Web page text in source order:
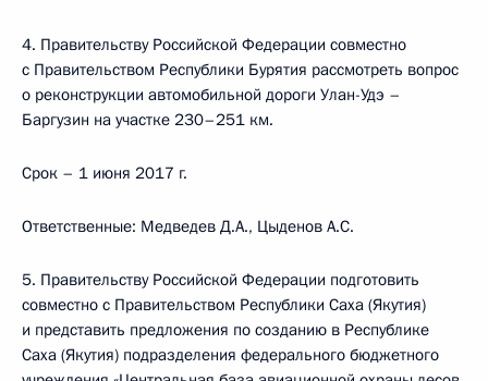
4. Правительству Российской Федерации совместно
с Правительством Республики Бурятия рассмотреть вопрос
о реконструкции автомобильной дороги Улан-Удэ –
Баргузин на участке 230–251 км.
Срок – 1 июня 2017 г.
Ответственные: Медведев Д.А., Цыденов А.С.
5. Правительству Российской Федерации подготовить
совместно с Правительством Республики Саха (Якутия)
и представить предложения по созданию в Республике
Саха (Якутия) подразделения федерального бюджетного